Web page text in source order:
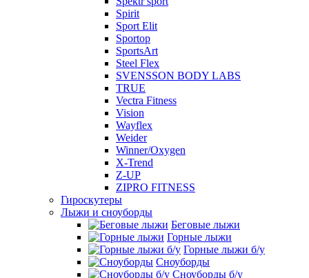
Spirit
Sport Elit
Sportop
SportsArt
Steel Flex
SVENSSON BODY LABS
TRUE
Vectra Fitness
Vision
Wayflex
Weider
Winner/Oxygen
X-Trend
Z-UP
ZIPRO FITNESS
Гироскутеры
Лыжи и сноуборды
Беговые лыжи
Горные лыжи
Горные лыжи б/у
Сноуборды
Сноуборды б/у